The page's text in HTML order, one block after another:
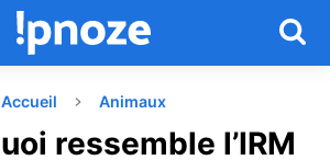
Accueil Animaux
ressemble l’IRM